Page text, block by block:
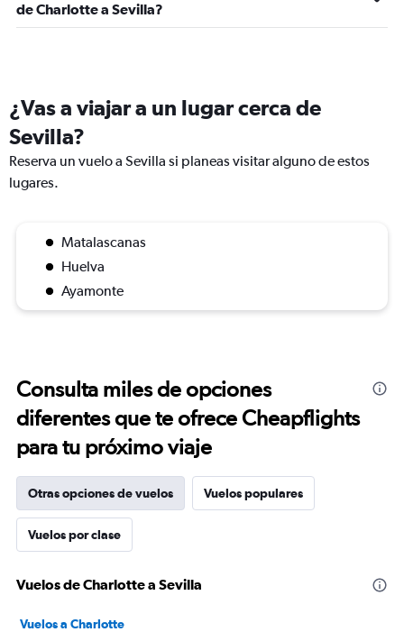
de Charlotte a Sevilla?
¿Vas a viajar a un lugar cerca de
Sevilla?
Reserva un vuelo a Sevilla si planeas visitar alguno de estos
lugares.
Matalascanas
Huelva
Ayamonte
Consulta miles de opciones
diferentes que te ofrece Cheapflights
para tu próximo viaje
Otras opciones de vuelos Vuelos populares
Vuelos por clase
Vuelos de Charlotte a Sevilla
Vuelos a Charlotte